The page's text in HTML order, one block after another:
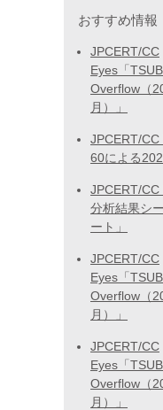
おすすめ情報
JPCERT/CC
Eyes「
Overflow（
月）」
JPCERT/CC
60による
JPCERT/
分析結果シ
ート」
JPCERT/CC
Eyes「
Overflow（
月）」
JPCERT/CC
Eyes「
Overflow（
月）」